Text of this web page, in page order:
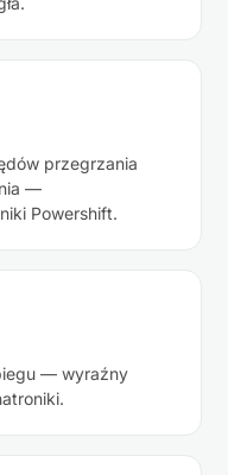
przegrzania
—
Powershift.
— wyraźny